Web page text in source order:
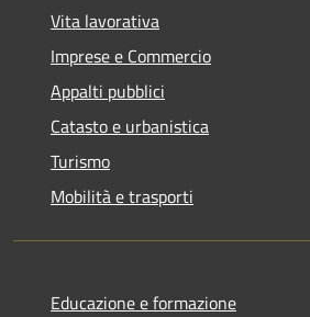
Vita lavorativa
Imprese e Commercio
Appalti pubblici
Catasto e urbanistica
Turismo
Mobilità e trasporti
Educazione e formazione